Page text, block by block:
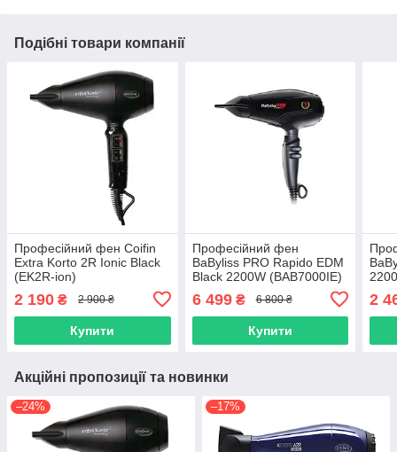
Подібні товари компанії
Професійний фен Coifin
Extra Korto 2R Ionic Black
(EK2R-ion)
2 190 ₴ 2 900 ₴
Купити
Професійний фен
BaByliss PRO Rapido EDM
Black 2200W (BAB7000IE)
6 499₴ 6 800 ₴
Купити
2
Акційні пропозиції та новинки
–24% –17%